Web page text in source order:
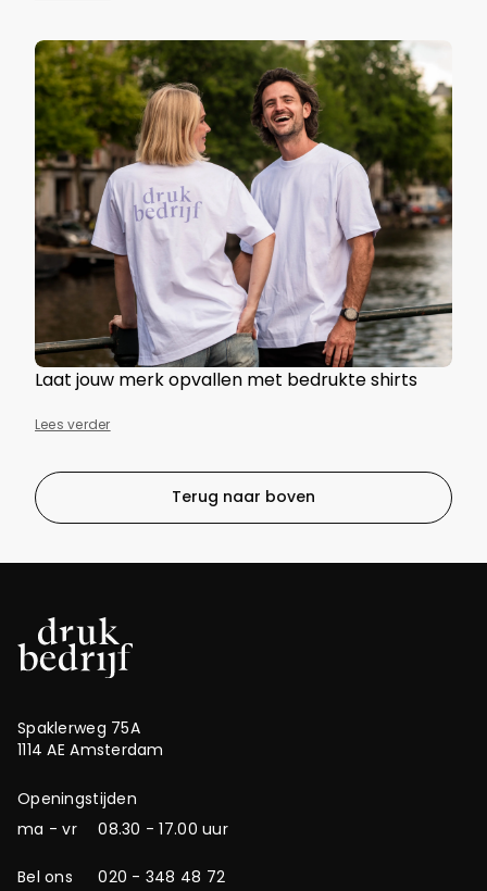
Laat jouw merk opvallen met bedrukte shirts
Lees verder
Terug naar boven
Spaklerweg 75A
1114 AE Amsterdam
Openingstijden
ma - vr
08.30 - 17.00 uur
Bel ons
020 - 348 48 72